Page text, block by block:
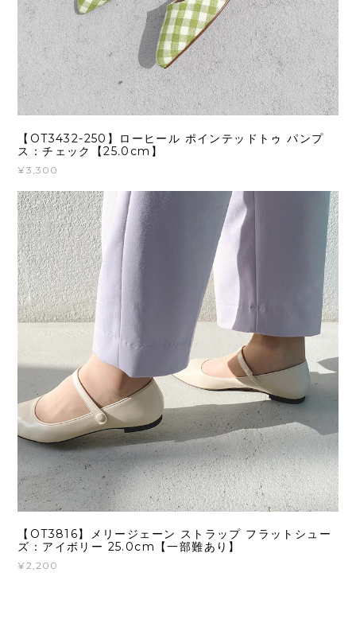
【OT3432-250】ローヒール ポインテッドトゥ パンプ
ス：チェック【25.0cm】
¥3,300
【OT3816】メリージェーン ストラップ フラットシュー
ズ：アイボリー 25.0cm【一部難あり】
¥2,200